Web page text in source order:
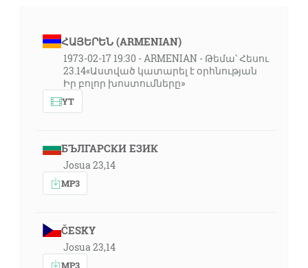
ՀԱՅԵՐԵՆ (ARMENIAN)
1973-02-17 19:30 - ARMENIAN - Թեմա՝ Հեսու
23.14«Աստված կատարել է օրհնության
Իր բոլոր խոստումները»
YT
БЪЛГАРСКИ ЕЗИК
Josua 23,14
MP3
ČESKY
Josua 23,14
MP3